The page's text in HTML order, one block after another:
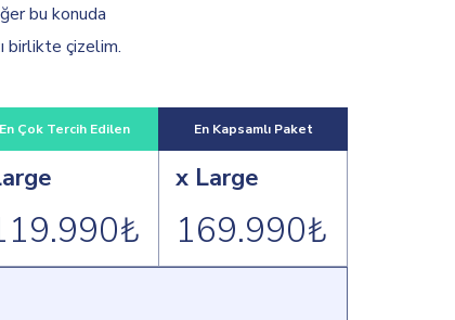
bu konuda
birlikte çizelim.
En Çok Tercih Edilen En Kapsamlı Paket
x Large
169.990₺